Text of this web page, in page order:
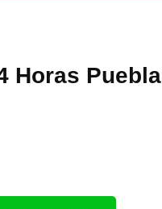
Horas Puebla